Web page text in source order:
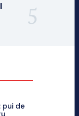
pui de